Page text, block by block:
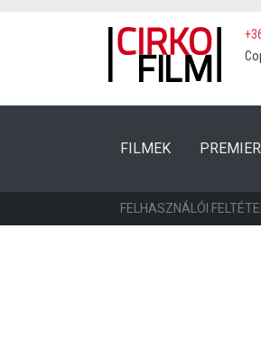
FILMEK(CURRENT)
PREMIER
FELHASZNÁLÓI